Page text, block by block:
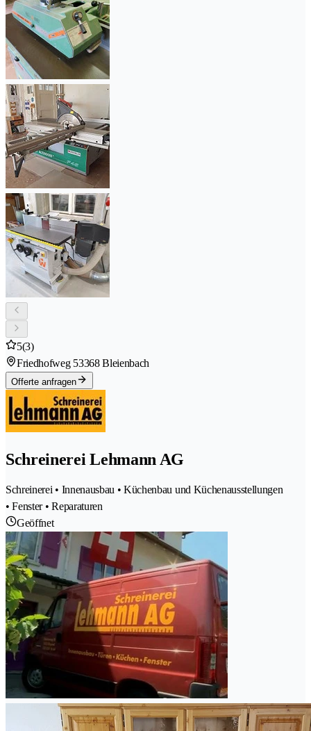
5(3)
Friedhofweg 53368 Bleienbach
Offerte anfragen
Schreinerei Lehmann AG
Schreinerei • Innenausbau • Küchenbau und Küchenausstellungen
• Fenster • Reparaturen
Geöffnet